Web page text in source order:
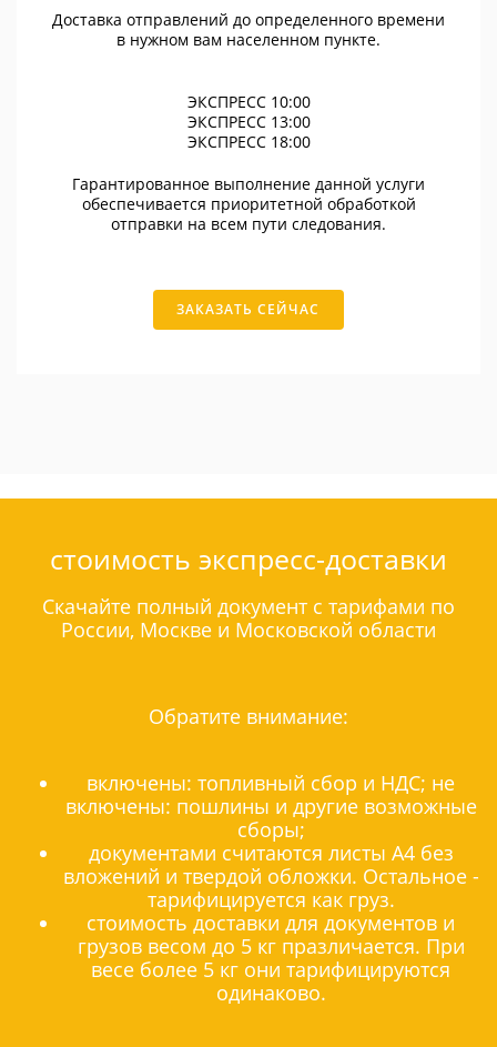
Доставка отправлений до определенного времени
в нужном вам населенном пункте.
ЭКСПРЕСС 10:00
ЭКСПРЕСС 13:00
ЭКСПРЕСС 18:00
Гарантированное выполнение данной услуги
обеспечивается приоритетной обработкой
отправки на всем пути следования.
ЗАКАЗАТЬ СЕЙЧАС
стоимость экспресс-доставки
Скачайте полный документ с тарифами по
России, Москве и Московской области
Обратите внимание:
включены: топливный сбор и НДС; не
включены: пошлины и другие возможные
сборы;
документами считаются листы А4 без
вложений и твердой обложки. Остальное -
тарифицируется как груз.
стоимость доставки для документов и
грузов весом до 5 кг празличается. При
весе более 5 кг они тарифицируются
одинаково.